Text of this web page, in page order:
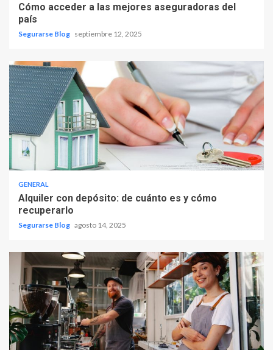
Cómo acceder a las mejores aseguradoras del
país
Segurarse Blog septiembre 12, 2025
GENERAL
Alquiler con depósito: de cuánto es y cómo
recuperarlo
Segurarse Blog agosto 14, 2025